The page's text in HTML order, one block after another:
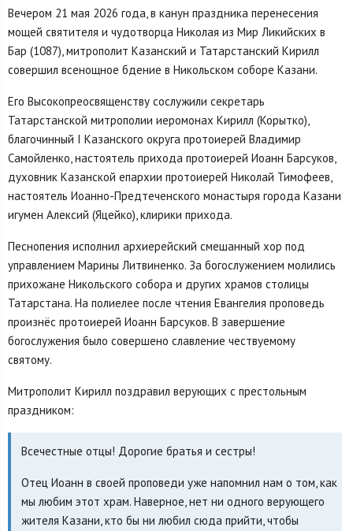
Вечером 21 мая 2026 года, в канун праздника перенесения
мощей святителя и чудотворца Николая из Мир Ликийских в
Бар (1087), митрополит Казанский и Татарстанский Кирилл
совершил всенощное бдение в Никольском соборе Казани.
Его Высокопреосвященству сослужили секретарь
Татарстанской митрополии иеромонах Кирилл (Корытко),
благочинный I Казанского округа протоиерей Владимир
Самойленко, настоятель прихода протоиерей Иоанн Барсуков,
духовник Казанской епархии протоиерей Николай Тимофеев,
настоятель Иоанно-Предтеченского монастыря города Казани
игумен Алексий (Яцейко), клирики прихода.
Песнопения исполнил архиерейский смешанный хор под
управлением Марины Литвиненко. За богослужением молились
прихожане Никольского собора и других храмов столицы
Татарстана. На полиелее после чтения Евангелия проповедь
произнёс протоиерей Иоанн Барсуков. В завершение
богослужения было совершено славление чествуемому
святому.
Митрополит Кирилл поздравил верующих с престольным
праздником:
Всечестные отцы! Дорогие братья и сестры!
Отец Иоанн в своей проповеди уже напомнил нам о том, как
мы любим этот храм. Наверное, нет ни одного верующего
жителя Казани, кто бы ни любил сюда прийти, чтобы